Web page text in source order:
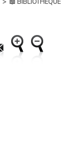
> 📖 BIBLIOTHÈQUE